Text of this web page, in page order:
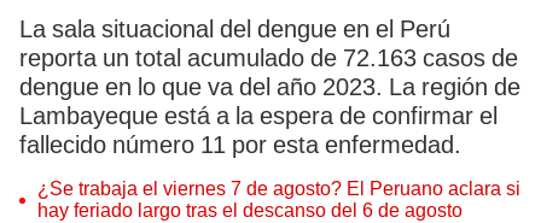
La sala situacional del dengue en el Perú
reporta un total acumulado de 72.163 casos de
dengue en lo que va del año 2023. La región de
Lambayeque está a la espera de confirmar el
fallecido número 11 por esta enfermedad.
¿Se trabaja el viernes 7 de agosto? El Peruano aclara si
hay feriado largo tras el descanso del 6 de agosto